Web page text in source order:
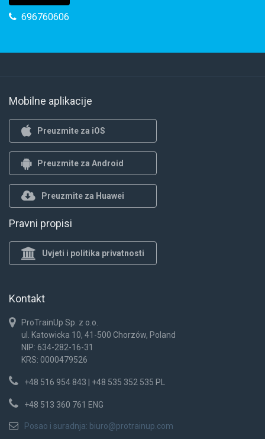
696760606
Mobilne aplikacije
Preuzmite za iOS
Preuzmite za Android
Preuzmite za Huawei
Pravni propisi
Uvjeti i politika privatnosti
Kontakt
ProTrainUp Sp. z o.o.
ul. Katowicka 10, 41-500 Chorzów, Poland
NIP: 634-282-16-31
KRS: 0000479526
+48 516 954 843 | +48 535 352 535 PL
+48 513 360 761 ENG
Posao i suradnja: biuro@protrainup.com